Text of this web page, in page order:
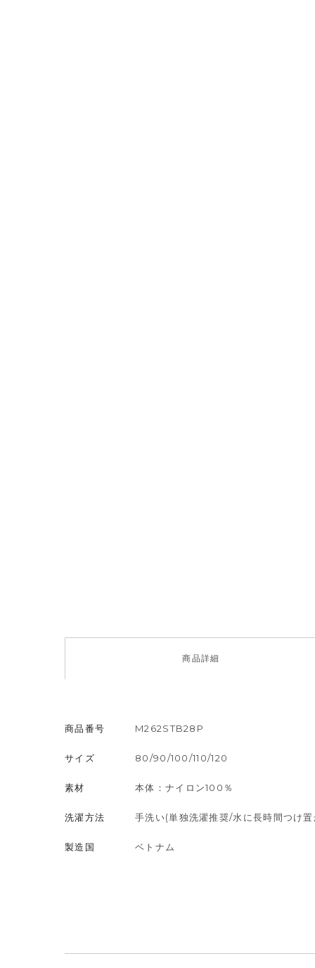
商品詳細
商品番号 M262STB28P
サイズ 80/90/100/110/120
素材 本体：ナイロン100％
洗濯方法 手洗い(単独洗濯推奨/水に長時間つけ
製造国 ベトナム